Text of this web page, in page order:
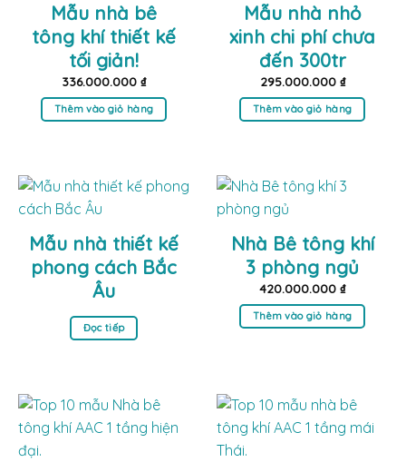
Mẫu nhà bê
tông khí thiết kế
tối giản!
336.000.000 ₫
Thêm vào giỏ hàng
Mẫu nhà nhỏ
xinh chi phí chưa
đến 300tr
295.000.000 ₫
Thêm vào giỏ hàng
Mẫu nhà thiết kế
phong cách Bắc
Âu
Đọc tiếp
Nhà Bê tông khí
3 phòng ngủ
420.000.000 ₫
Thêm vào giỏ hàng